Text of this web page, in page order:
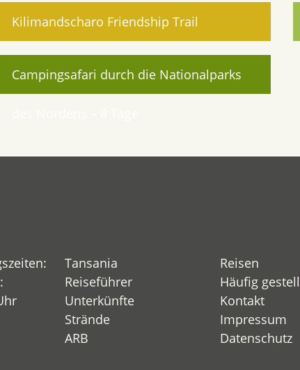
Kilimandscharo Friendship Trail
Campingsafari durch die Nationalparks
Tansania
Reisen
Reiseführer
Häufig
Unterkünfte
Kontakt
Strände
Impressum
ARB
Datenschutz